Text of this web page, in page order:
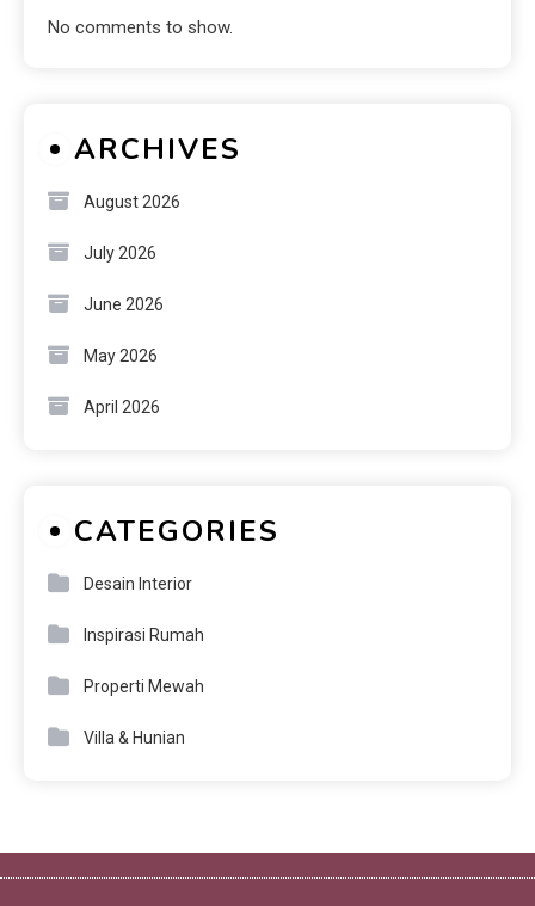
No comments to show.
ARCHIVES
August 2026
July 2026
June 2026
May 2026
April 2026
CATEGORIES
Desain Interior
Inspirasi Rumah
Properti Mewah
Villa & Hunian